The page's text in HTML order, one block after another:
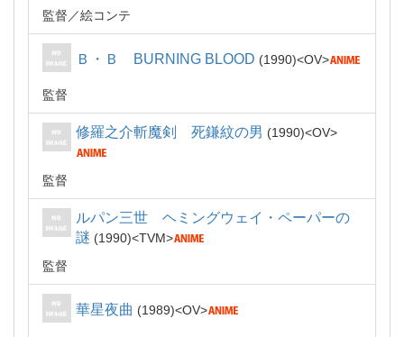
監督 絵コンテ
Ｂ・Ｂ BURNING BLOOD 1990 OV
監督
修羅之介斬魔剣 死鎌紋の男 1990 OV
監督
ルパン三世 ヘミングウェイ・ペーパーの
謎
1990
TVM
監督
華星夜曲 1989 OV